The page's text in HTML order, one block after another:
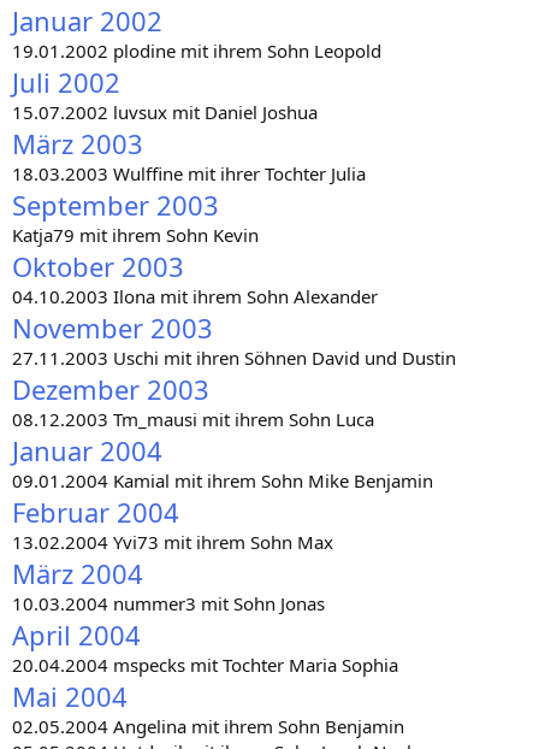
Januar 2002
19.01.2002 plodine mit ihrem Sohn Leopold
Juli 2002
15.07.2002 luvsux mit Daniel Joshua
März 2003
18.03.2003 Wulffine mit ihrer Tochter Julia
September 2003
Katja79 mit ihrem Sohn Kevin
Oktober 2003
04.10.2003 Ilona mit ihrem Sohn Alexander
November 2003
27.11.2003 Uschi mit ihren Söhnen David und Dustin
Dezember 2003
08.12.2003 Tm_mausi mit ihrem Sohn Luca
Januar 2004
09.01.2004 Kamial mit ihrem Sohn Mike Benjamin
Februar 2004
13.02.2004 Yvi73 mit ihrem Sohn Max
März 2004
10.03.2004 nummer3 mit Sohn Jonas
April 2004
20.04.2004 mspecks mit Tochter Maria Sophia
Mai 2004
02.05.2004 Angelina mit ihrem Sohn Benjamin